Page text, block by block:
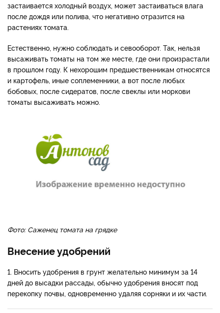
застаивается холодный воздух, может застаиваться влага
после дождя или полива, что негативно отразится на
растениях томата.
Естественно, нужно соблюдать и севооборот. Так, нельзя
высаживать томаты на том же месте, где они произрастали
в прошлом году. К нехорошим предшественникам относятся
и картофель, иные соплеменники, а вот после любых
бобовых, после сидератов, после свеклы или моркови
томаты высаживать можно.
Фото: Саженец томата на грядке
Внесение удобрений
1. Вносить удобрения в грунт желательно минимум за 14
дней до высадки рассады, обычно удобрения вносят под
перекопку почвы, одновременно удаляя сорняки и их части.